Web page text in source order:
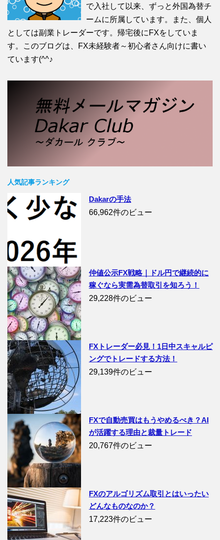
で入社して以来、ずっと外国為替チ
ームに所属しています。また、個人
としては副業トレーダーです。帰宅後にFXをしていま
す。このブログは、FX未経験者～初心者さん向けに書い
ています(^^♪
人気記事ランキング
Dakarの手法
66,962件のビュー
仲値公示FX戦略｜ドル円で継続的に
稼ぐなら実需為替取引を知ろう！
29,228件のビュー
FXトレーダー必見！1日中スキャルピ
ングでトレードする方法！
29,139件のビュー
FXで自動売買はもうやめるべき？AI
が活躍する理由と裁量トレード
20,767件のビュー
FXのアルゴリズム取引とはいったい
どんなものなのか？
17,223件のビュー